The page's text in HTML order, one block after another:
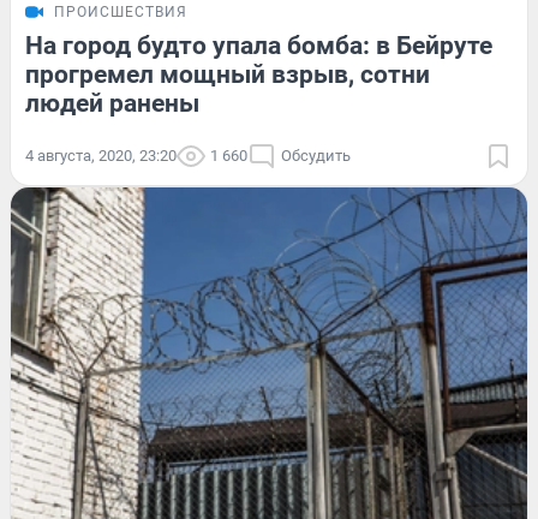
ПРОИСШЕСТВИЯ
На город будто упала бомба: в Бейруте
прогремел мощный взрыв, сотни
людей ранены
4 августа, 2020, 23:20 1 660 Обсудить